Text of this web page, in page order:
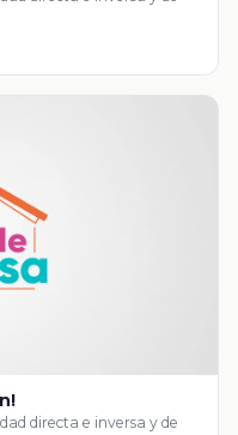
directa e inversa y de